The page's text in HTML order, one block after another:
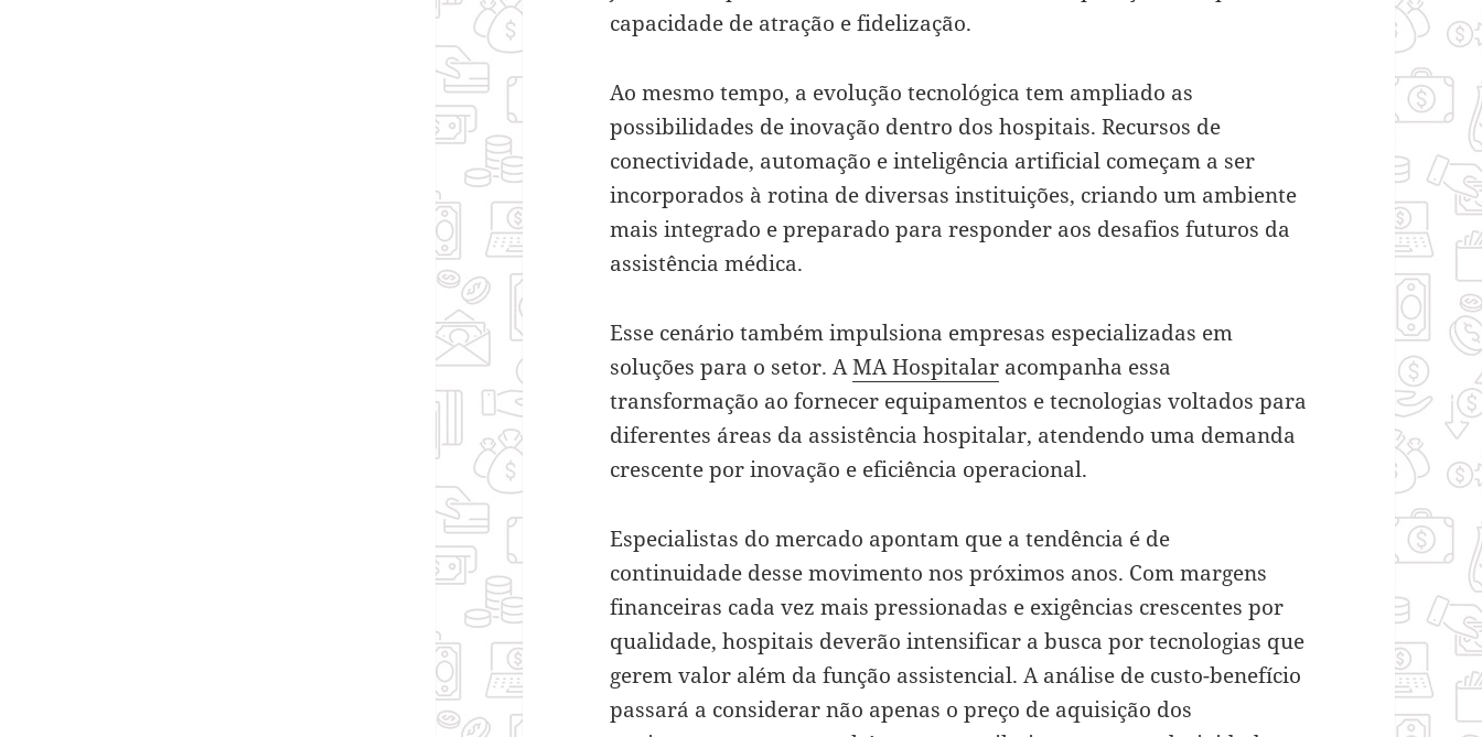
capacidade de atração e fidelização.
Ao mesmo tempo, a evolução tecnológica tem ampliado as
possibilidades de inovação dentro dos hospitais. Recursos de
conectividade, automação e inteligência artificial começam a ser
incorporados à rotina de diversas instituições, criando um ambiente
mais integrado e preparado para responder aos desafios futuros da
assistência médica.
Esse cenário também impulsiona empresas especializadas em
soluções para o setor. AMA Hospitalar acompanha essa
transformação ao fornecer equipamentos e tecnologias voltados para
diferentes áreas da assistência hospitalar, atendendo uma demanda
crescente por inovação e eficiência operacional.
Especialistas do mercado apontam que a tendência é de
continuidade desse movimento nos próximos anos. Com margens
financeiras cada vez mais pressionadas e exigências crescentes por
qualidade, hospitais deverão intensificar a busca por tecnologias que
gerem valor além da função assistencial. A análise de custo-benefício
passará a considerar não apenas o preço de aquisição dos